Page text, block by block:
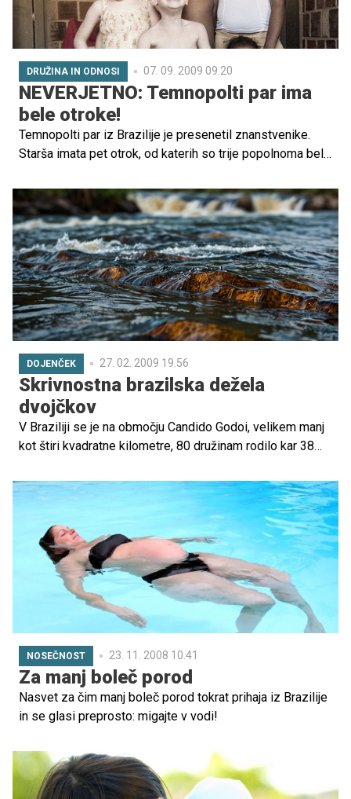
DRUŽINA IN ODNOSI 07. 09. 2009 09.20
NEVERJETNO: Temnopolti par ima
bele otroke!
Temnopolti par iz Brazilije je presenetil znanstvenike.
Starša imata pet otrok, od katerih so trije popolnoma bele
DOJENČEK 27. 02. 2009 19.56
Skrivnostna brazilska dežela
dvojčkov
V Braziliji se je na območju Candido Godoi, velikem manj
kot štiri kvadratne kilometre, 80 družinam rodilo kar 38
tamkajšnjega izvira - pa je temu res tako?
NOSEČNOST 23. 11. 2008 10.41
Za manj boleč porod
Nasvet za čim manj boleč porod tokrat prihaja iz Brazilije
in se glasi preprosto: migajte v vodi!